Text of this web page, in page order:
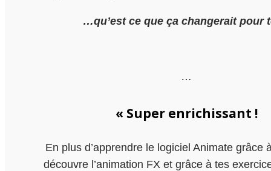
…qu’est ce que ça changerait pour
…
« Super enrichissant !
En plus d’apprendre le logiciel Animate grâce
découvre l’animation FX et grâce à tes